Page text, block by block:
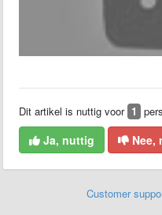
Dit artikel is nuttig voor 1
Ja, nuttig Nee,
Customer